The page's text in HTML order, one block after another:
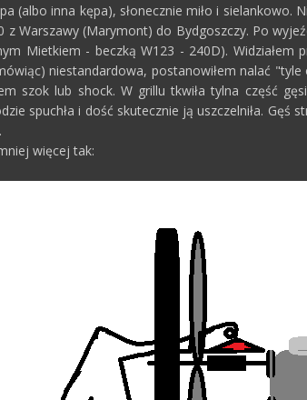
(albo inna kępa), słonecznie miło i
z Warszawy (Marymont) do Bydgoszczy. Po
Mietkiem - beczką W123 - 240D).
niestandardowa, postanowiłem nalać
szok lub shock. W grillu tkwiła tylna część
spuchła i dość skutecznie ją uszczelniła. Gęś
więcej tak: